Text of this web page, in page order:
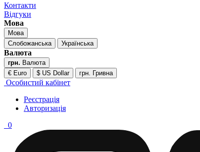
Контакти
Відгуки
Мова
Мова
Слобожанська
Українська
Валюта
грн. Валюта
€ Euro
$ US Dollar грн. Гривна
Особистий кабінет
Реєстрація
Авторизація
0